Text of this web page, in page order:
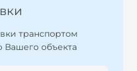
транспортом
Вашего объекта